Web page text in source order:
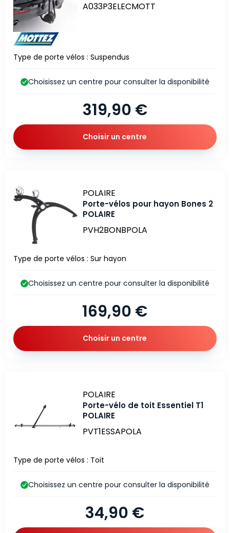
A033P3ELECMOTT
Type de porte vélos : Suspendus
319,90 €
Choisissez un centre pour consulter la disponibilité
Choisir un centre
Marque
POLAIRE
Porte-vélos pour hayon Bones 2
POLAIRE
PVH2BONBPOLA
Type de porte vélos : Sur hayon
169,90 €
Choisissez un centre pour consulter la disponibilité
Choisir un centre
Marque
POLAIRE
Porte-vélo de toit Essentiel T1
POLAIRE
PVT1ESSAPOLA
Type de porte vélos : Toit
34,90 €
Choisissez un centre pour consulter la disponibilité